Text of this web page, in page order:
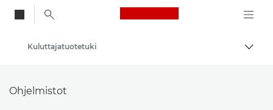
Canon Logo, back
Kuluttajatuotetuki
Ohjelmistot